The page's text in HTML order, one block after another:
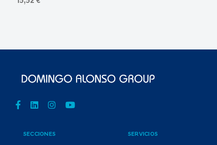
SECCIONES SERVICIOS